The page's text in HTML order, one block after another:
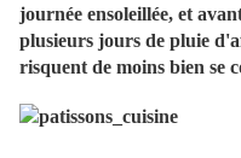
journée ensoleillée, et
plusieurs jours de pluie
risquent de moins bien se